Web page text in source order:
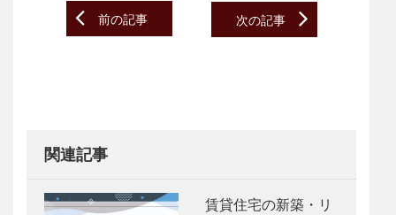
Post
navigation
前の記事 次の記事
関連記事
賃貸住宅の新築・リ